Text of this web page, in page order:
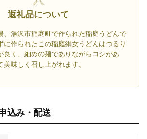
返礼品について
、湯沢市稲庭町で作られた稲庭うどんで
に作られたこの稲庭絹女うどんはつるり
良く、細めの麺でありながらコシがあ
美味しく召し上がれます。
込み・配送